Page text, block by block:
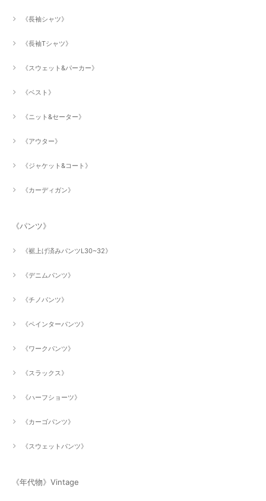
《長袖シャツ》
《長袖Tシャツ》
《スウェット&パーカー》
《ベスト》
《ニット&セーター》
《アウター》
《ジャケット&コート》
《カーディガン》
《パンツ》
《裾上げ済みパンツL30~32》
《デニムパンツ》
《チノパンツ》
《ペインターパンツ》
《ワークパンツ》
《スラックス》
《ハーフショーツ》
《カーゴパンツ》
《スウェットパンツ》
《年代物》Vintage